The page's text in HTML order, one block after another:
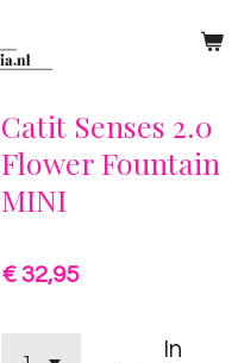
Catit Senses 2.0
Flower Fountain
MINI
€ 32,95
In